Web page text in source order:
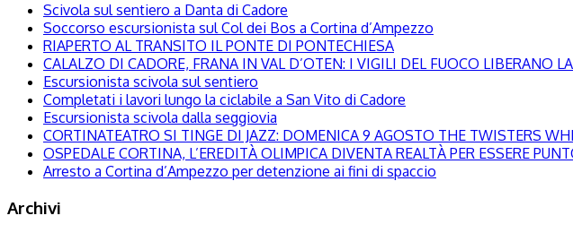
Scivola sul sentiero a Danta di Cadore
Soccorso escursionista sul Col dei Bos a Cortina d’Ampezzo
RIAPERTO AL TRANSITO IL PONTE DI PONTECHIESA
CALALZO DI CADORE, FRANA IN VAL D’OTEN: I VIGILI DEL FUOCO LIBERANO
Escursionista scivola sul sentiero
Completati i lavori lungo la ciclabile a San Vito di Cadore
Escursionista scivola dalla seggiovia
CORTINATEATRO SI TINGE DI JAZZ: DOMENICA 9 AGOSTO THE TWISTERS
OSPEDALE CORTINA, L’EREDITÀ OLIMPICA DIVENTA REALTÀ PER ESSERE
Arresto a Cortina d’Ampezzo per detenzione ai fini di spaccio
Archivi